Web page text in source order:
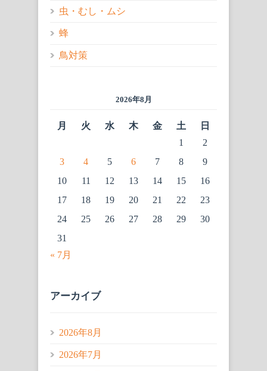
虫・むし・ムシ
蜂
鳥対策
2026年8月
月 火 水 木 金 土
日
1
2
3
4 5 6 7 8
9
10
11 12 13 14 15
16
17
18 19 20 21 22
23
24
25 26 27 28 29
30
31
« 7月
アーカイブ
2026年8月
2026年7月